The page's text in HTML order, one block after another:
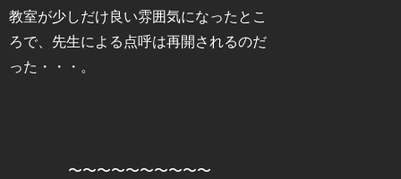
教室が少しだけ良い雰囲気になったとこ
ろで、先生による点呼は再開されるのだ
った・・・。
〜〜〜〜〜〜〜〜〜〜